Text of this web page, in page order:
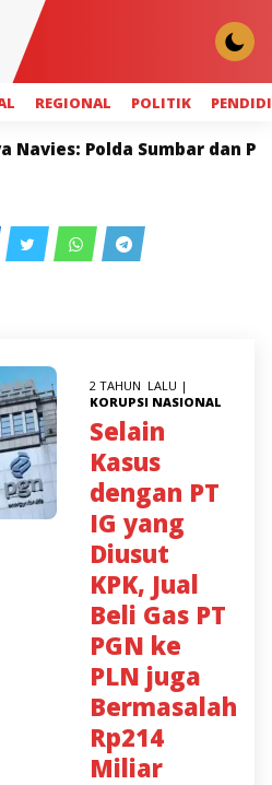
REGIONAL POLITIK
Polda Sumbar dan
2 TAHUN LALU |
KORUPSI NASIONAL
Selain
Kasus
dengan PT
IG yang
Diusut
KPK, Jual
Beli Gas PT
PGN ke
PLN juga
Bermasalah
Rp214
Miliar